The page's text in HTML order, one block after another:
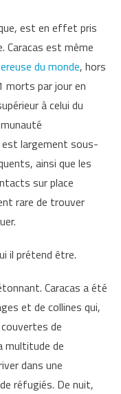
est en effet pris
Caracas est même
du monde, hors
morts par jour en
à celui du
est largement sous-
ainsi que les
sur place
rare de trouver
il prétend être.
Caracas a été
et de collines qui,
de
multitude de
dans une
réfugiés. De nuit,